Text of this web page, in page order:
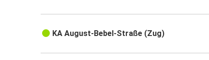
KA August-Bebel-Straße (Zug)